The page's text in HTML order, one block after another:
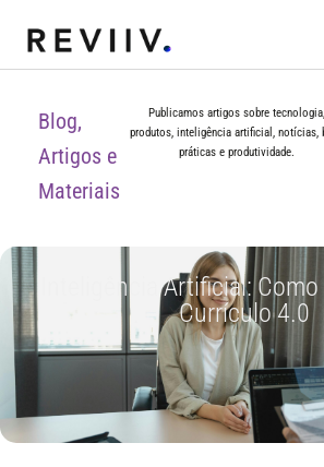
Blog,
Artigos e
Materiais
Publicamos artigos sobre tecnologia,
produtos, inteligência artificial, notícias,
práticas e produtividade.
Inteligência Artificial:
Currículo 4.0